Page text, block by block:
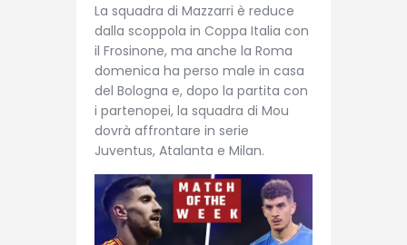
La squadra di Mazzarri è reduce
dalla scoppola in Coppa Italia con
il Frosinone, ma anche la Roma
domenica ha perso male in casa
del Bologna e, dopo la partita con
i partenopei, la squadra di Mou
dovrà affrontare in serie
Juventus, Atalanta e Milan.